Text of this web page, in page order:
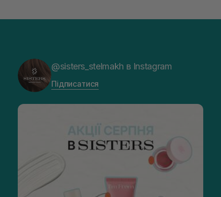
@sisters_stelmakh в Instagram
Підписатися